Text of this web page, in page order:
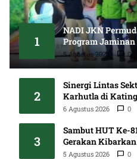
1
NADI JKN
Program Jaminan
5 Agustus 2026 0
2
Sinergi Lintas
Karhutla di
6 Agustus 2026 0
3
Sambut HUT Ke-
Gerakan
Kalteng
5 Agustus 2026 0